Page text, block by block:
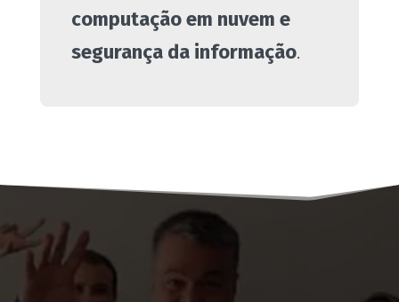
computação em nuvem e
segurança da informação.